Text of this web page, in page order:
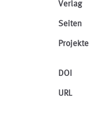
Verlag
Seiten
Projekte
DOI
URL